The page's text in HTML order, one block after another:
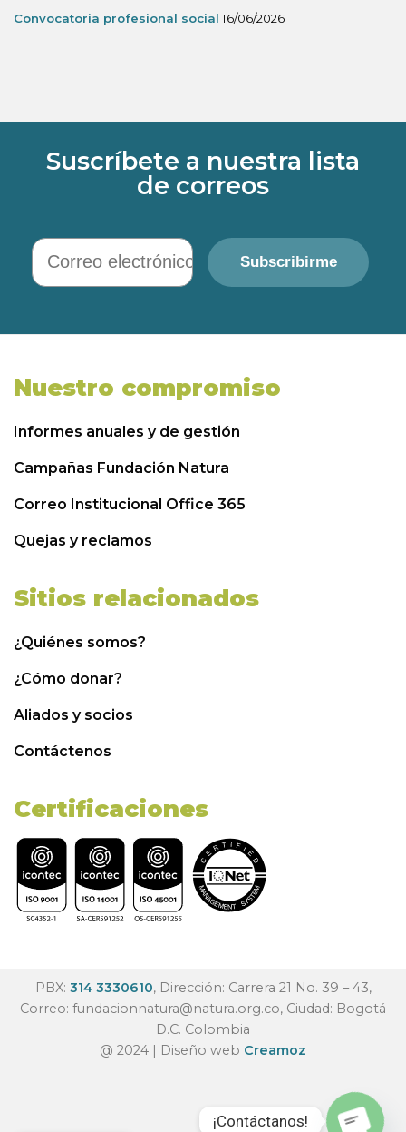
Convocatoria profesional social 16/06/2026
Suscríbete a nuestra lista
de correos
Correo electrónico
Subscribirme
Nuestro compromiso
Informes anuales y de gestión
Campañas Fundación Natura
Correo Institucional Office 365
Quejas y reclamos
Sitios relacionados
¿Quiénes somos?
¿Cómo donar?
Aliados y socios
Contáctenos
Certificaciones
PBX: 314 3330610, Dirección: Carrera 21 No. 39 – 43,
Correo: fundacionnatura@natura.org.co, Ciudad: Bogotá
D.C. Colombia
@ 2024 | Diseño web Creamoz
¡Contáctanos!